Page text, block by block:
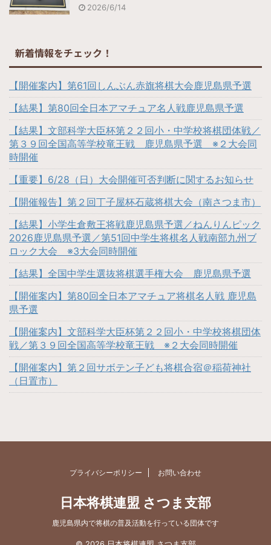
2026/6/14
新着情報をチェック！
【開催案内】第61回しんぶん赤旗将棋大会鹿児島県予選
【結果】第80回全日本アマチュア名人戦鹿児島県予選
【結果】文部科学大臣杯第２２回小・中学校将棋団体戦／
第３９回全国高等学校竜王戦 鹿児島県予選 ※２大会同
時開催
【重要】6/28（日）大会開催可否判断に関するお知らせ
【開催報告】第２回丁子屋杯石蔵将棋大会（南さつま市）
【結果】小学生倉敷王将戦鹿児島県予選／ねんりんピック
2026鹿児島県予選／第51回中学生将棋名人戦南部九州ブ
ロック大会 ※3大会同時開催
【結果】全国中学生選抜将棋選手権大会 鹿児島県予選
【開催案内】第80回全日本アマチュア将棋名人戦 鹿児島
県予選
【開催案内】文部科学大臣杯第２２回小・中学校将棋団体
戦／第３９回全国高等学校竜王戦 ※２大会同時開催
【開催案内】第２回サボテン子ども将棋合宿＠稲荷神社
（日置市）
プライバシーポリシー お問い合わせ
日本将棋連盟 さつま支部
鹿児島県内で将棋の普及活動を行っている団体です